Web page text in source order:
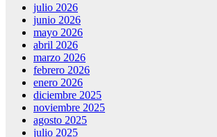
julio 2026
junio 2026
mayo 2026
abril 2026
marzo 2026
febrero 2026
enero 2026
diciembre 2025
noviembre 2025
agosto 2025
julio 2025